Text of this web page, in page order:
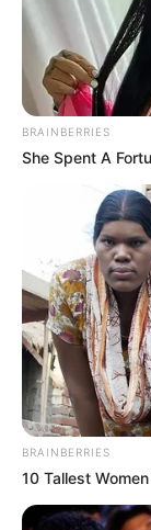
BRAINBERRIES
She Spent A
BRAINBERRIES
10 Tallest